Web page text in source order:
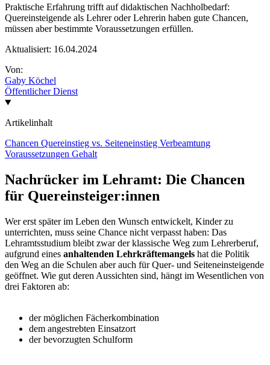
Praktische Erfahrung trifft auf didaktischen Nachholbedarf:
Quereinsteigende als Lehrer oder Lehrerin haben gute Chancen,
müssen aber bestimmte Voraussetzungen erfüllen.
Aktualisiert: 16.04.2024
Von:
Gaby Köchel
Öffentlicher Dienst
Artikelinhalt
Chancen Quereinstieg vs. Seiteneinstieg Verbeamtung
Voraussetzungen Gehalt
Nachrücker im Lehramt: Die Chancen
für Quereinsteiger:innen
Wer erst später im Leben den Wunsch entwickelt, Kinder zu
unterrichten, muss seine Chance nicht verpasst haben: Das
Lehramtsstudium bleibt zwar der klassische Weg zum Lehrerberuf,
aufgrund eines anhaltenden Lehrkräftemangels hat die Politik
den Weg an die Schulen aber auch für Quer- und Seiteneinsteigende
geöffnet. Wie gut deren Aussichten sind, hängt im Wesentlichen von
drei Faktoren ab:
der möglichen Fächerkombination
dem angestrebten Einsatzort
der bevorzugten Schulform